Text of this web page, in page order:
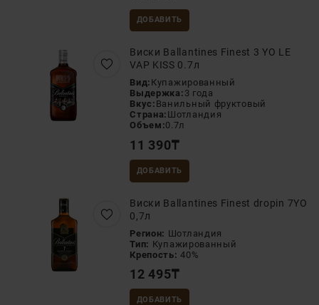
ДОБАВИТЬ
Виски Ballantines Finest 3 YO LE
VAP KISS 0.7л
Вид: Купажированный
Выдержка: 3 года
Вкус: Ванильный фруктовый
Страна: Шотландия
Объем:0.7л
11 390₸
ДОБАВИТЬ
Виски Ballantines Finest dropin 7YO
0,7л
Регион: Шотландия
Тип: Купажированный
Крепость: 40%
12 495₸
ДОБАВИТЬ